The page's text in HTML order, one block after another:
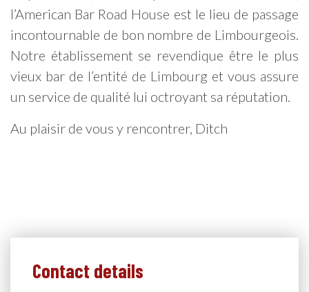
l’American Bar Road House est le lieu de passage
incontournable de bon nombre de Limbourgeois.
Notre établissement se revendique être le plus
vieux bar de l’entité de Limbourg et vous assure
un service de qualité lui octroyant sa réputation.
Au plaisir de vous y rencontrer, Ditch
Contact details